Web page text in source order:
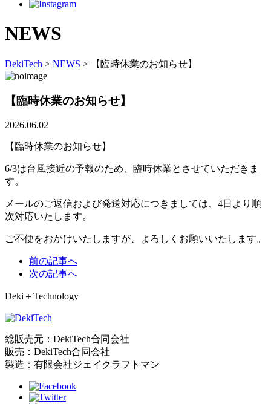
NEWS
DekiTech > NEWS > 【臨時休業のお知らせ】
【臨時休業のお知らせ】
2026.06.02
【臨時休業のお知らせ】
6/3は台風接近の予報のため、臨時休業とさせていただきま
す。
メールのご返信および発送対応につきましては、4日より順
次対応いたします。
ご不便をおかけいたしますが、よろしくお願いいたします。
前の記事へ
次の記事へ
Deki＋Technology
総販売元：DekiTech合同会社
販売：DekiTech合同会社
製造：有限会社ジェイクラフトマン